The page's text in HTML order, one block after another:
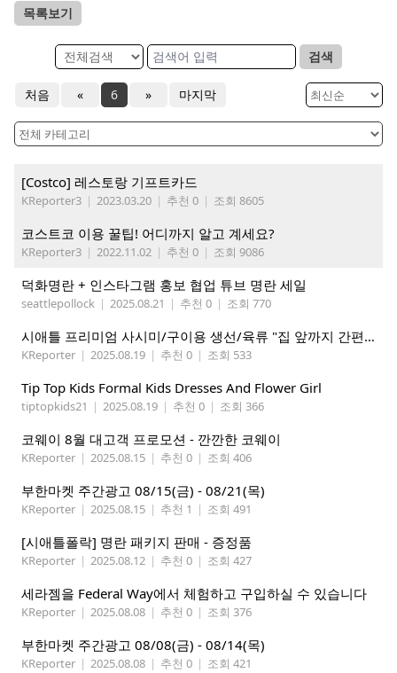
목록보기
검색
처음 « 6 » 마지막
[Costco] 레스토랑 기프트카드
KReporter3 | 2023.03.20 | 추천 0 | 조회 8605
코스트코 이용 꿀팁! 어디까지 알고 계세요?
KReporter3 | 2022.11.02 | 추천 0 | 조회 9086
덕화명란 + 인스타그램 홍보 협업 튜브 명란 세일
seattlepollock | 2025.08.21 | 추천 0 | 조회 770
시애틀 프리미엄 사시미/구이용 생선/육류 "집 앞까지 간편하게" – 영오션샵닷컴
KReporter | 2025.08.19 | 추천 0 | 조회 533
Tip Top Kids Formal Kids Dresses And Flower Girl
tiptopkids21 | 2025.08.19 | 추천 0 | 조회 366
코웨이 8월 대고객 프로모션 - 깐깐한 코웨이
KReporter | 2025.08.15 | 추천 0 | 조회 406
부한마켓 주간광고 08/15(금) - 08/21(목)
KReporter | 2025.08.15 | 추천 1 | 조회 491
[시애틀폴락] 명란 패키지 판매 - 증정품
KReporter | 2025.08.12 | 추천 0 | 조회 427
세라젬을 Federal Way에서 체험하고 구입하실 수 있습니다
KReporter | 2025.08.08 | 추천 0 | 조회 376
부한마켓 주간광고 08/08(금) - 08/14(목)
KReporter | 2025.08.08 | 추천 0 | 조회 421